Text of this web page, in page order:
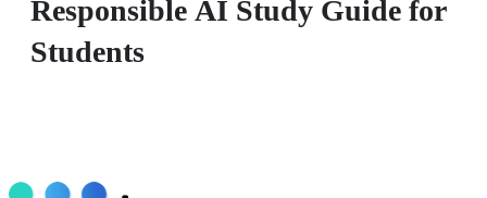
Responsible AI Study Guide for
Students